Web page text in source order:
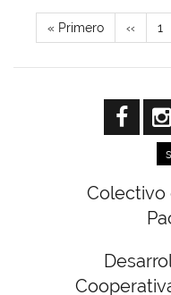
Paginación
Primera
página
« Primero
Página
anterior
‹‹ 1
Colectivo